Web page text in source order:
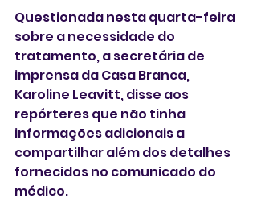
Questionada nesta ‌quarta-feira
sobre a ⁠necessidade do
⁠tratamento, a secretária de
imprensa da Casa Branca,
Karoline Leavitt, ⁠disse aos
repórteres ‌que não tinha
informações ‌adicionais a
compartilhar além dos detalhes
fornecidos no comunicado do
médico.